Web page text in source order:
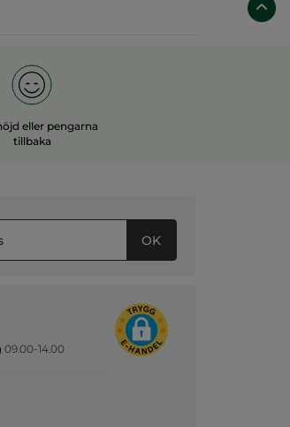
eller pengarna
tillbaka
OK
09.00-14.00